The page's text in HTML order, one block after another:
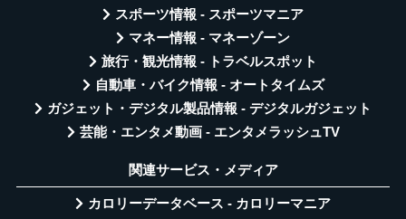
スポーツ情報 - スポーツマニア
マネー情報 - マネーゾーン
旅行・観光情報 - トラベルスポット
自動車・バイク情報 - オートタイムズ
ガジェット・デジタル製品情報 - デジタルガジェット
芸能・エンタメ動画 - エンタメラッシュTV
関連サービス・メディア
カロリーデータベース - カロリーマニア